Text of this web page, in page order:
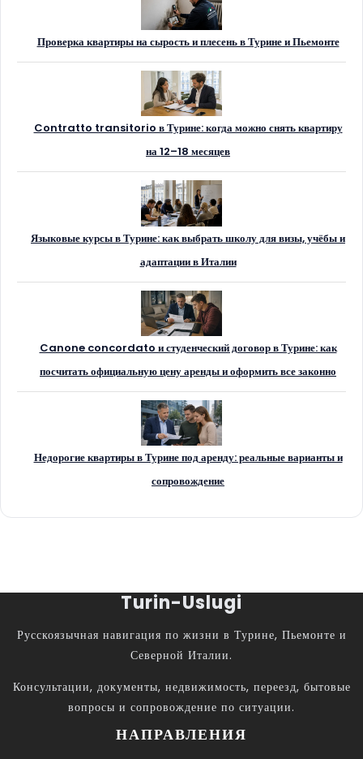
Проверка квартиры на сырость и плесень в Турине и Пьемонте
Contratto transitorio в Турине: когда можно снять квартиру
на 12–18 месяцев
Языковые курсы в Турине: как выбрать школу для визы, учёбы и
адаптации в Италии
Canone concordato и студенческий договор в Турине: как
посчитать официальную цену аренды и оформить все законно
Недорогие квартиры в Турине под аренду: реальные варианты и
сопровождение
Turin-Uslugi
Русскоязычная навигация по жизни в Турине, Пьемонте и
Северной Италии.
Консультации, документы, недвижимость, переезд, бытовые
вопросы и сопровождение по ситуации.
НАПРАВЛЕНИЯ